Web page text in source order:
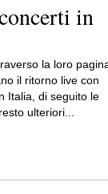
in
la loro
il ritorno live con
Italia, di seguito le
ulteriori...